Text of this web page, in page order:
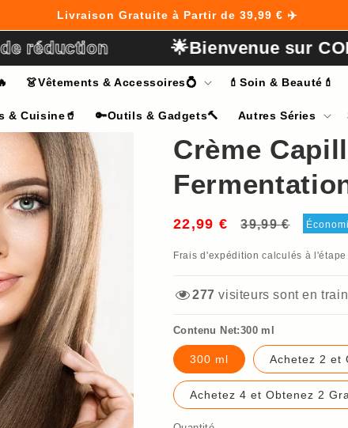
Livraison Gratuite à Partir de 39,99 € ✈️
réduction 🌟Bienvenue sur
👗Vêtements & Accessoires💍 💄Soin & Beauté💄
& Cuisine🥤 🔑Outils & Gadgets🔨 Autres Séries
Crème
22,99 €
Prix
39,99 €
Prix
Frais d'expédition calculés à
277 visiteurs sont en
Contenu Net:300 ml
300 ml Achetez 2 et
Achetez 4 et Obtenez 2